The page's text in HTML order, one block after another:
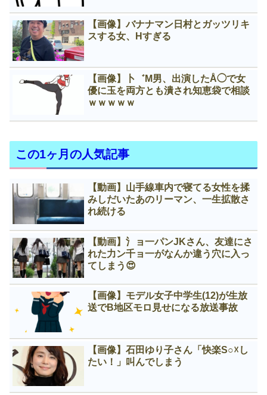
【画像】バナナマン日村とガッツリキ
スする女、Нすぎる
【画像】卜゛M男、出演したÅ◯で女
優に玉を両方とも潰され知恵袋で相談
ｗｗｗｗｗ
この1ヶ月の人気記事
【動画】山手線車内で寝てる女性を揉
みしだいたあのリーマン、一生拡散さ
れ続ける
【動画】氵ョ一パンJKさん、友達にさ
れた力ン千ョ一がなんか違う穴に入っ
てしまう😍
【画像】モデル女子中学生(12)が生放
送でB地区モロ見せになる放送事故
【画像】石田ゆり子さん「快楽S○☓し
たい！」叫んでしまう